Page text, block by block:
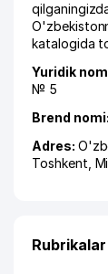
katalogida
Yuridik
№ 5
Brend
Adres:
Toshkent
Rubrikalar